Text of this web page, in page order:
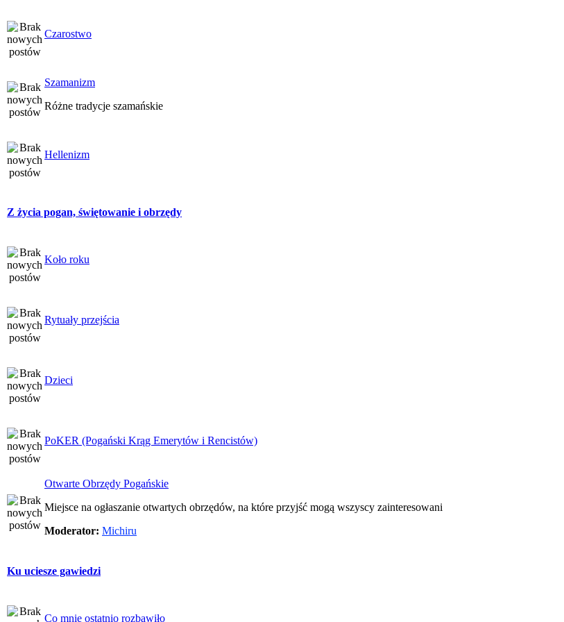
Czarostwo
Szamanizm
Różne tradycje szamańskie
Hellenizm
Z życia pogan, świętowanie i obrzędy
Koło roku
Rytuały przejścia
Dzieci
PoKER (Pogański Krąg Emerytów i Rencistów)
Otwarte Obrzędy Pogańskie
Miejsce na ogłaszanie otwartych obrzędów, na które przyjść mogą wszyscy zainteresowani
Moderator: Michiru
Ku uciesze gawiedzi
Co mnie ostatnio rozbawiło